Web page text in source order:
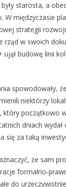
starosta, a
W międzyczasie
strategii
rząd w swoich
ujął budowę linii
spowodowały,
niektórzy
który początkowo
dniach wydał
się za taką
że sam
formalno-
do